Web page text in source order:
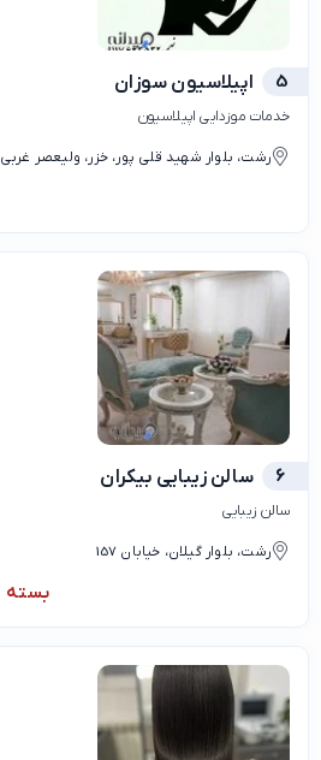
5 اپیلاسیون سوزان
خدمات موزدایی اپیلاسیون
رشت، بلوار شهید قلی پور، خزر، ولیعصر غربی
6 سالن زیبایی بیکران
سالن زیبایی
رشت، بلوار گیلان، خیابان 157
بسته